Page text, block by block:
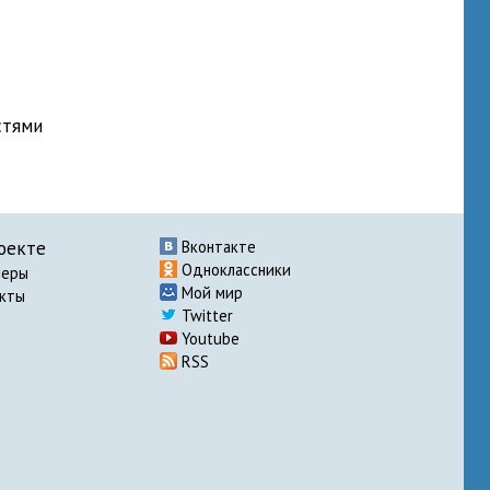
Вконтакте
Одноклассники
Мой мир
Twitter
Youtube
RSS